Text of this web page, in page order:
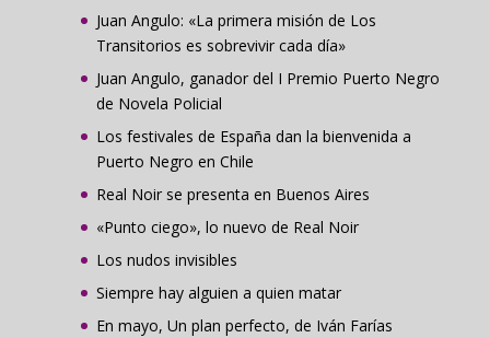
Juan Angulo: «La primera misión de Los
Transitorios es sobrevivir cada día»
Juan Angulo, ganador del I Premio Puerto Negro
de Novela Policial
Los festivales de España dan la bienvenida a
Puerto Negro en Chile
Real Noir se presenta en Buenos Aires
«Punto ciego», lo nuevo de Real Noir
Los nudos invisibles
Siempre hay alguien a quien matar
En mayo, Un plan perfecto, de Iván Farías